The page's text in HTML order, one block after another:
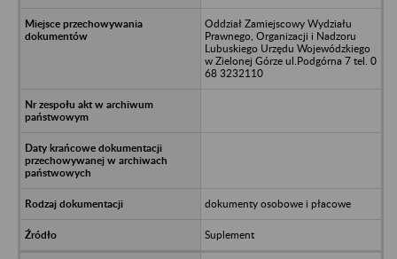
Oddział Zamiejscowy Wydziału
Prawnego, Organizacji i Nadzoru
Lubuskiego Urzędu Wojewódzkiego
w Zielonej Górze ul.Podgórna 7 tel. 0
68 3232110
dokumenty osobowe i płacowe
Suplement